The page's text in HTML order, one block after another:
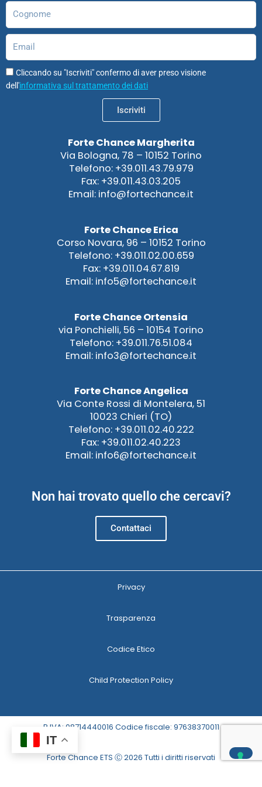
Cliccando su "Iscriviti" confermo di aver preso visione
dell'informativa sul trattamento dei dati
Iscriviti
Forte Chance Margherita
Via Bologna, 78 – 10152 Torino
Telefono: +39.011.43.79.979
Fax: +39.011.43.03.205
Email: info@fortechance.it
Forte Chance Erica
Corso Novara, 96 – 10152 Torino
Telefono: +39.011.02.00.659
Fax: +39.011.04.67.819
Email: info5@fortechance.it
Forte Chance Ortensia
via Ponchielli, 56 – 10154 Torino
Telefono: +39.011.76.51.084
Email: info3@fortechance.it
Forte Chance Angelica
Via Conte Rossi di Montelera, 51
10023 Chieri (TO)
Telefono: +39.011.02.40.222
Fax: +39.011.02.40.223
Email: info6@fortechance.it
Non hai trovato quello che cercavi?
Contattaci
Privacy
Trasparenza
Codice Etico
Child Protection Policy
P.IVA: 08714440016 Codice fiscale: 97638370011
Forte Chance ETS Ⓒ 2026 Tutti i diritti riservati
IT